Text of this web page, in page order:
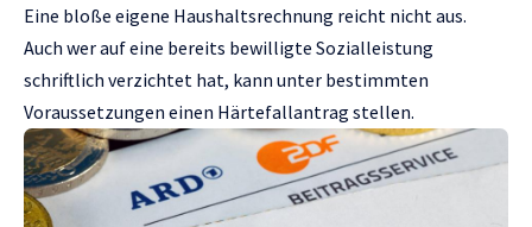
Eine bloße eigene Haushaltsrechnung reicht nicht aus.
Auch wer auf eine bereits bewilligte Sozialleistung
schriftlich verzichtet hat, kann unter bestimmten
Voraussetzungen einen Härtefallantrag stellen.